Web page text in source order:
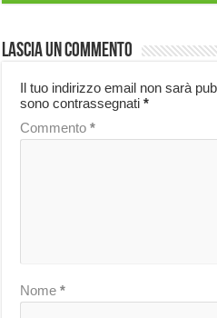
Lascia un commento
Il tuo indirizzo email non sarà
sono contrassegnati*
Commento*
Nome*